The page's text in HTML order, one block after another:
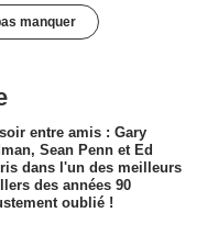
manquer
entre amis : Gary
Sean Penn et Ed
dans l'un des meilleurs
des années 90
oublié !